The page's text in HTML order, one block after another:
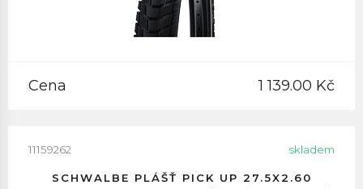
Cena 1 139.00 Kč
11159262 skladem
SCHWALBE PLÁŠŤ PICK UP 27.5X2.60